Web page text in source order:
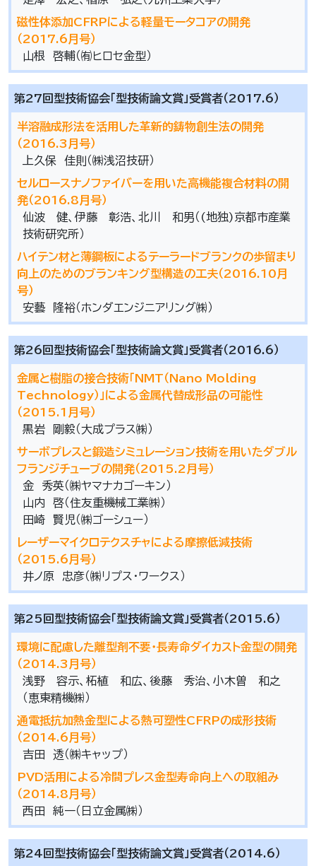
磁性体添加CFRPによる軽量モータコアの開発
（2017.6月号）
山根 啓輔（㈲ヒロセ金型）
第27回型技術協会「型技術論文賞」受賞者（2017.6）
半溶融成形法を活用した革新的鋳物創生法の開発
（2016.3月号）
上久保 佳則（㈱浅沼技研）
セルロースナノファイバーを用いた高機能複合材料の開
発（2016.8月号）
仙波 健、伊藤 彰浩、北川 和男（(地独)京都市産業
技術研究所）
ハイテン材と薄鋼板によるテーラードブランクの歩留まり
向上のためのブランキング型構造の工夫（2016.10月
号）
安藝 隆裕（ホンダエンジニアリング㈱）
第26回型技術協会「型技術論文賞」受賞者（2016.6）
金属と樹脂の接合技術「NMT（Nano Molding
Technology）」による金属代替成形品の可能性
（2015.1月号）
黒岩 剛毅（大成プラス㈱）
サーボプレスと鍛造シミュレーション技術を用いたダブル
フランジチューブの開発（2015.2月号）
金 秀英（㈱ヤマナカゴーキン）
山内 啓（住友重機械工業㈱）
田崎 賢児（㈱ゴーシュー）
レーザーマイクロテクスチャによる摩擦低減技術
（2015.6月号）
井ノ原 忠彦（㈱リプス・ワークス）
第25回型技術協会「型技術論文賞」受賞者（2015.6）
環境に配慮した離型剤不要・長寿命ダイカスト金型の開発
（2014.3月号）
浅野 容示、柘植 和広、後藤 秀治、小木曽 和之
（恵東精機㈱）
通電抵抗加熱金型による熱可塑性CFRPの成形技術
（2014.6月号）
吉田 透（㈱キャップ）
PVD活用による冷間プレス金型寿命向上への取組み
（2014.8月号）
西田 純一（日立金属㈱）
第24回型技術協会「型技術論文賞」受賞者（2014.6）